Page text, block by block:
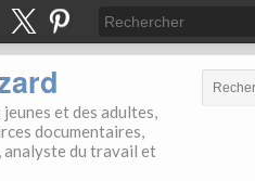
et des adultes,
documentaires,
analyste du travail et